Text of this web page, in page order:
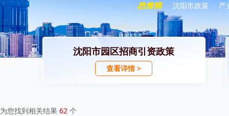
沈阳市政策 产
沈阳市园区招商引资政策
查看详情 >
为您找到相关结果 62 个